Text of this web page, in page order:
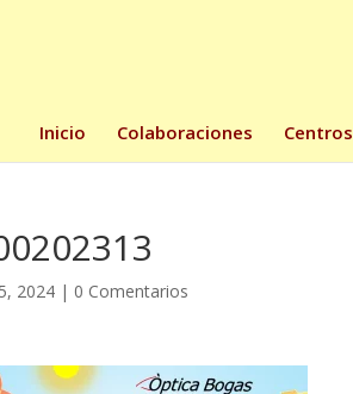
Inicio Colaboraciones Centros
2024 | 0 Comentarios